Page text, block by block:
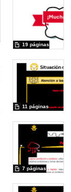
19 páginas
11 páginas
7 páginas